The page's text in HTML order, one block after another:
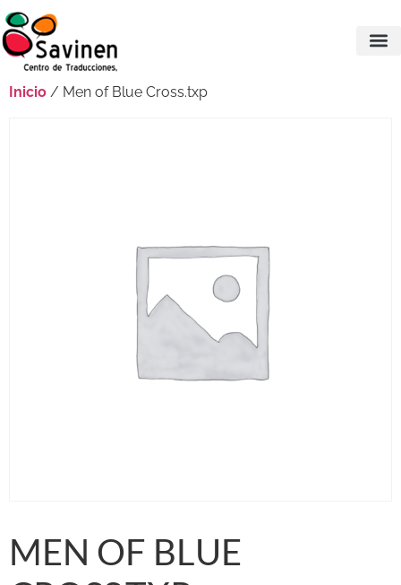
Inicio / Men of Blue Cross.txp
MEN OF BLUE